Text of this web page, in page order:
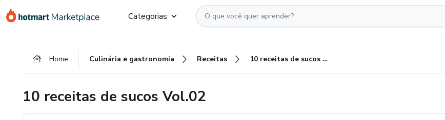
para
para
para
Categorias
Home Culinária e gastronomia Receitas 10 receitas de sucos Vol.02
10 receitas de sucos Vol.02